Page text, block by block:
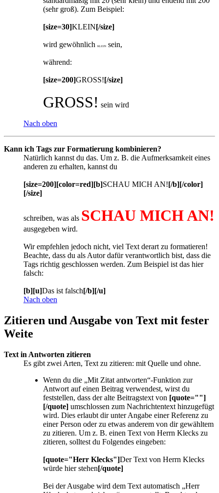
(sehr groß). Zum Beispiel:
[size=30]KLEIN[/size]
wird gewöhnlich KLEIN sein,
während:
[size=200]GROSS![/size]
GROSS! sein wird
Nach oben
Kann ich Tags zur Formatierung kombinieren?
Natürlich kannst du das. Um z. B. die Aufmerksamkeit eines
anderen zu erhalten, kannst du
[size=200][color=red][b]SCHAU MICH AN![/b][/color]
[/size]
schreiben, was als SCHAU MICH AN!
ausgegeben wird.
Wir empfehlen jedoch nicht, viel Text derart zu formatieren!
Beachte, dass du als Autor dafür verantwortlich bist, dass die
Tags richtig geschlossen werden. Zum Beispiel ist das hier
falsch:
[b][u]Das ist falsch[/b][/u]
Nach oben
Zitieren und Ausgabe von Text mit fester
Weite
Text in Antworten zitieren
Es gibt zwei Arten, Text zu zitieren: mit Quelle und ohne.
Wenn du die „Mit Zitat antworten“-Funktion zur
Antwort auf einen Beitrag verwendest, wirst du
feststellen, dass der alte Beitragstext von [quote=""]
[/quote] umschlossen zum Nachrichtentext hinzugefügt
wird. Dies erlaubt dir unter Angabe einer Referenz zu
einer Person oder zu etwas anderem von dir gewähltem
zu zitieren. Um z. B. einen Text von Herrn Klecks zu
zitieren, solltest du Folgendes eingeben:
[quote="Herr Klecks"]Der Text von Herrn Klecks
würde hier stehen[/quote]
Bei der Ausgabe wird dem Text automatisch „Herr